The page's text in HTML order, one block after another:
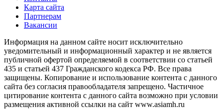
Карта сайта
Партнерам
Вакансии
Информация на данном сайте носит исключительно
уведомительный и информационный характер и не является
публичной офертой определяемой в соответствии со статьей
435 и статьей 437 Гражданского кодекса РФ. Все права
защищены. Копирование и использование контента с данного
сайта без согласия правообладателя запрещено. Частичное
цитирование контента с данного сайта возможно при условии
размещения активной ссылки на сайт www.asiamh.ru